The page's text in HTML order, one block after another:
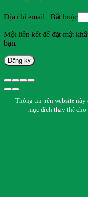
Địa chỉ email Bắt buộc
Một liên kết để đặt mật
bạn.
Đăng ký
Thông tin trên website
mục đích thay thế cho